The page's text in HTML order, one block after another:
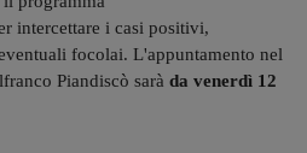
intercettare i casi positivi,
focolai. L'appuntamento nel
Piandiscò sarà da venerdì 12